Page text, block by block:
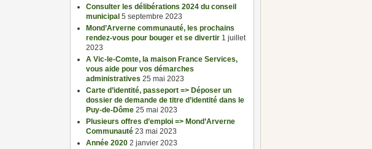
Consulter les délibérations 2024 du conseil
municipal 5 septembre 2023
Mond’Arverne communauté, les prochains
rendez-vous pour bouger et se divertir 1 juillet
2023
A Vic-le-Comte, la maison France Services,
vous aide pour vos démarches
administratives 25 mai 2023
Carte d’identité, passeport => Déposer un
dossier de demande de titre d’identité dans le
Puy-de-Dôme 25 mai 2023
Plusieurs offres d’emploi => Mond’Arverne
Communauté 23 mai 2023
Année 2020 2 janvier 2023